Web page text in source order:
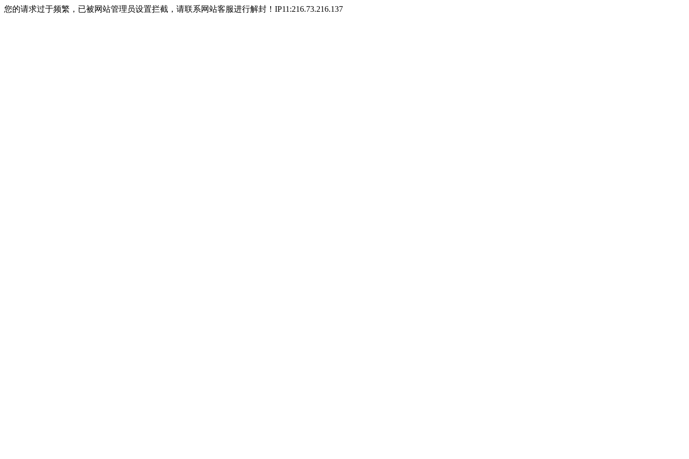
您的请求过于频繁，已被网站管理员设置拦截，请联系网站客服进行解封！IP11:216.73.216.137